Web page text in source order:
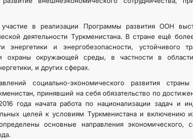
в реализации Программы развития ООН
деятельности Туркменистана. В стране ещё
энергетики и энергобезопасности, устойчивого
и охраны окружающей среды, в частности в
и других сферах.
социально-экономического развития
принявший на себя обязательство по
года начата работа по национализации задач и
целей к условиям Туркменистана и включению
основные направления экономического,